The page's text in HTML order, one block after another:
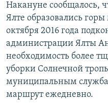
Накануне сообщалось,
Ялте образовались
октября 2016 года
администрации Ялты
необходимость более
уборки Солнечной
муниципальным
маршрут ежедневно.